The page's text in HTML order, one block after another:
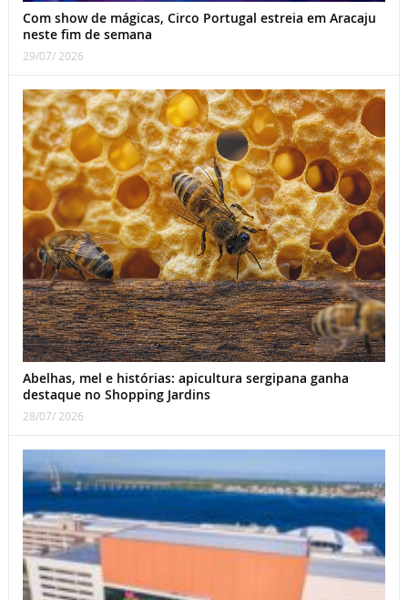
Com show de mágicas, Circo Portugal estreia em Aracaju
neste fim de semana
29/07/ 2026
Abelhas, mel e histórias: apicultura sergipana ganha
destaque no Shopping Jardins
28/07/ 2026